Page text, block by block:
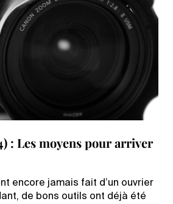
: Les moyens pour arriver
encore jamais fait d’un ouvrier
de bons outils ont déjà été